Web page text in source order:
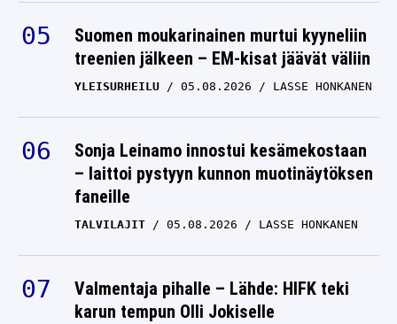
Suomen moukarinainen murtui kyyneliin
treenien jälkeen – EM-kisat jäävät väliin
YLEISURHEILU 05.08.2026 LASSE HONKANEN
Sonja Leinamo innostui kesämekostaan
– laittoi pystyyn kunnon muotinäytöksen
faneille
TALVILAJIT 05.08.2026 LASSE HONKANEN
Valmentaja pihalle – Lähde: HIFK teki
karun tempun Olli Jokiselle